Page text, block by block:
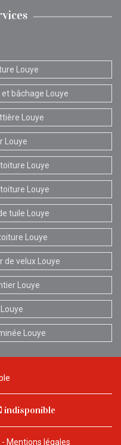
Louye
bâchage Louye
Louye
Louye
Louye
Louye
tuile Louye
Louye
de velux Louye
Louye
Louye
indisponible
Mentions légales